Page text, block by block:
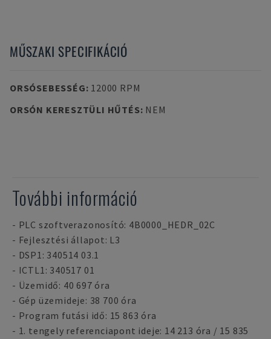
MŰSZAKI SPECIFIKÁCIÓ
ORSÓSEBESSÉG: 12000 RPM
ORSÓN KERESZTÜLI HŰTÉS: NEM
További információ
- PLC szoftverazonosító: 4B0000_HEDR_02C
- Fejlesztési állapot: L3
- DSP1: 340514 03.1
- ICTL1: 340517 01
- Üzemidő: 40 697 óra
- Gép üzemideje: 38 700 óra
- Program futási idő: 15 863 óra
- 1. tengely referenciapont ideje: 14 213 óra / 15 835